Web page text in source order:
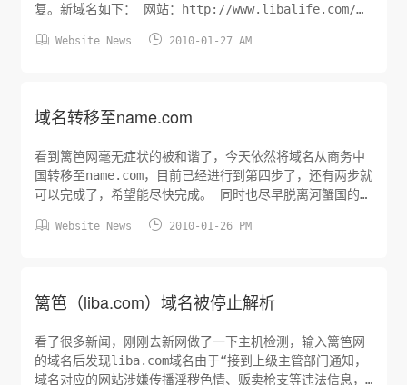
复。新域名如下： 网站：http://www.libalife.com/
 Website News  2010-01-27 AM
域名转移至name.com
看到篱笆网毫无症状的被和谐了，今天依然将域名从商务中
国转移至name.com，目前已经进行到第四步了，还有两步就
可以完成了，希望能尽快完成。 同时也尽早脱离河蟹国的束
商那里拿到域名的转移密码； 2、将域名管理员的邮箱地址
年的续费（这个是必须的）； 6、收到name.com的邮件，
域名转移； 8、开...
 Website News  2010-01-26 PM
篱笆（liba.com）域名被停止解析
看了很多新闻，刚刚去新网做了一下主机检测，输入篱笆网
的域名后发现liba.com域名由于“接到上级主管部门通知，
域名对应的网站涉嫌传播淫秽色情、贩卖枪支等违法信息，